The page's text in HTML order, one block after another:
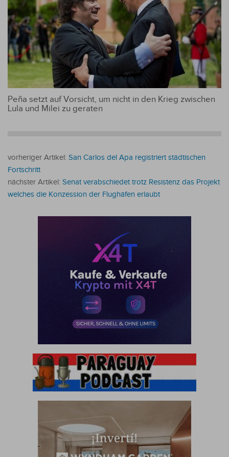
Peña setzt auf Vorsicht, um nicht in den Krieg zwischen
Lula und Milei zu geraten
vorheriger Artikel: San Carlos del Apa registriert städtischen
Fortschritt
nächster Artikel: Senat verabschiedet trotz Resistenz das Projekt
welches die Konzession der Flughäfen erlaubt